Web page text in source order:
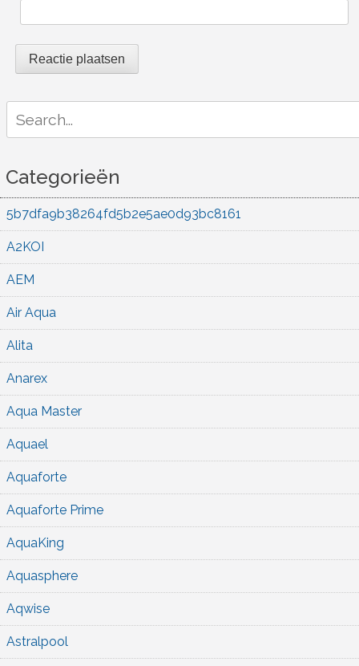
for:
Categorieën
5b7dfa9b38264fd5b2e5ae0d93bc8161
A2KOI
AEM
Air Aqua
Alita
Anarex
Aqua Master
Aquael
Aquaforte
Aquaforte Prime
AquaKing
Aquasphere
Aqwise
Astralpool